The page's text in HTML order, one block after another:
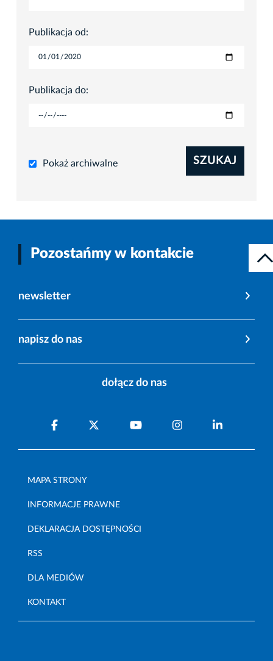
Publikacja od:
Publikacja do:
Pokaż archiwalne SZUKAJ
Pozostańmy w kontakcie
newsletter
napisz do nas
dołącz do nas
MAPA STRONY
INFORMACJE PRAWNE
DEKLARACJA DOSTĘPNOŚCI
RSS
DLA MEDIÓW
KONTAKT